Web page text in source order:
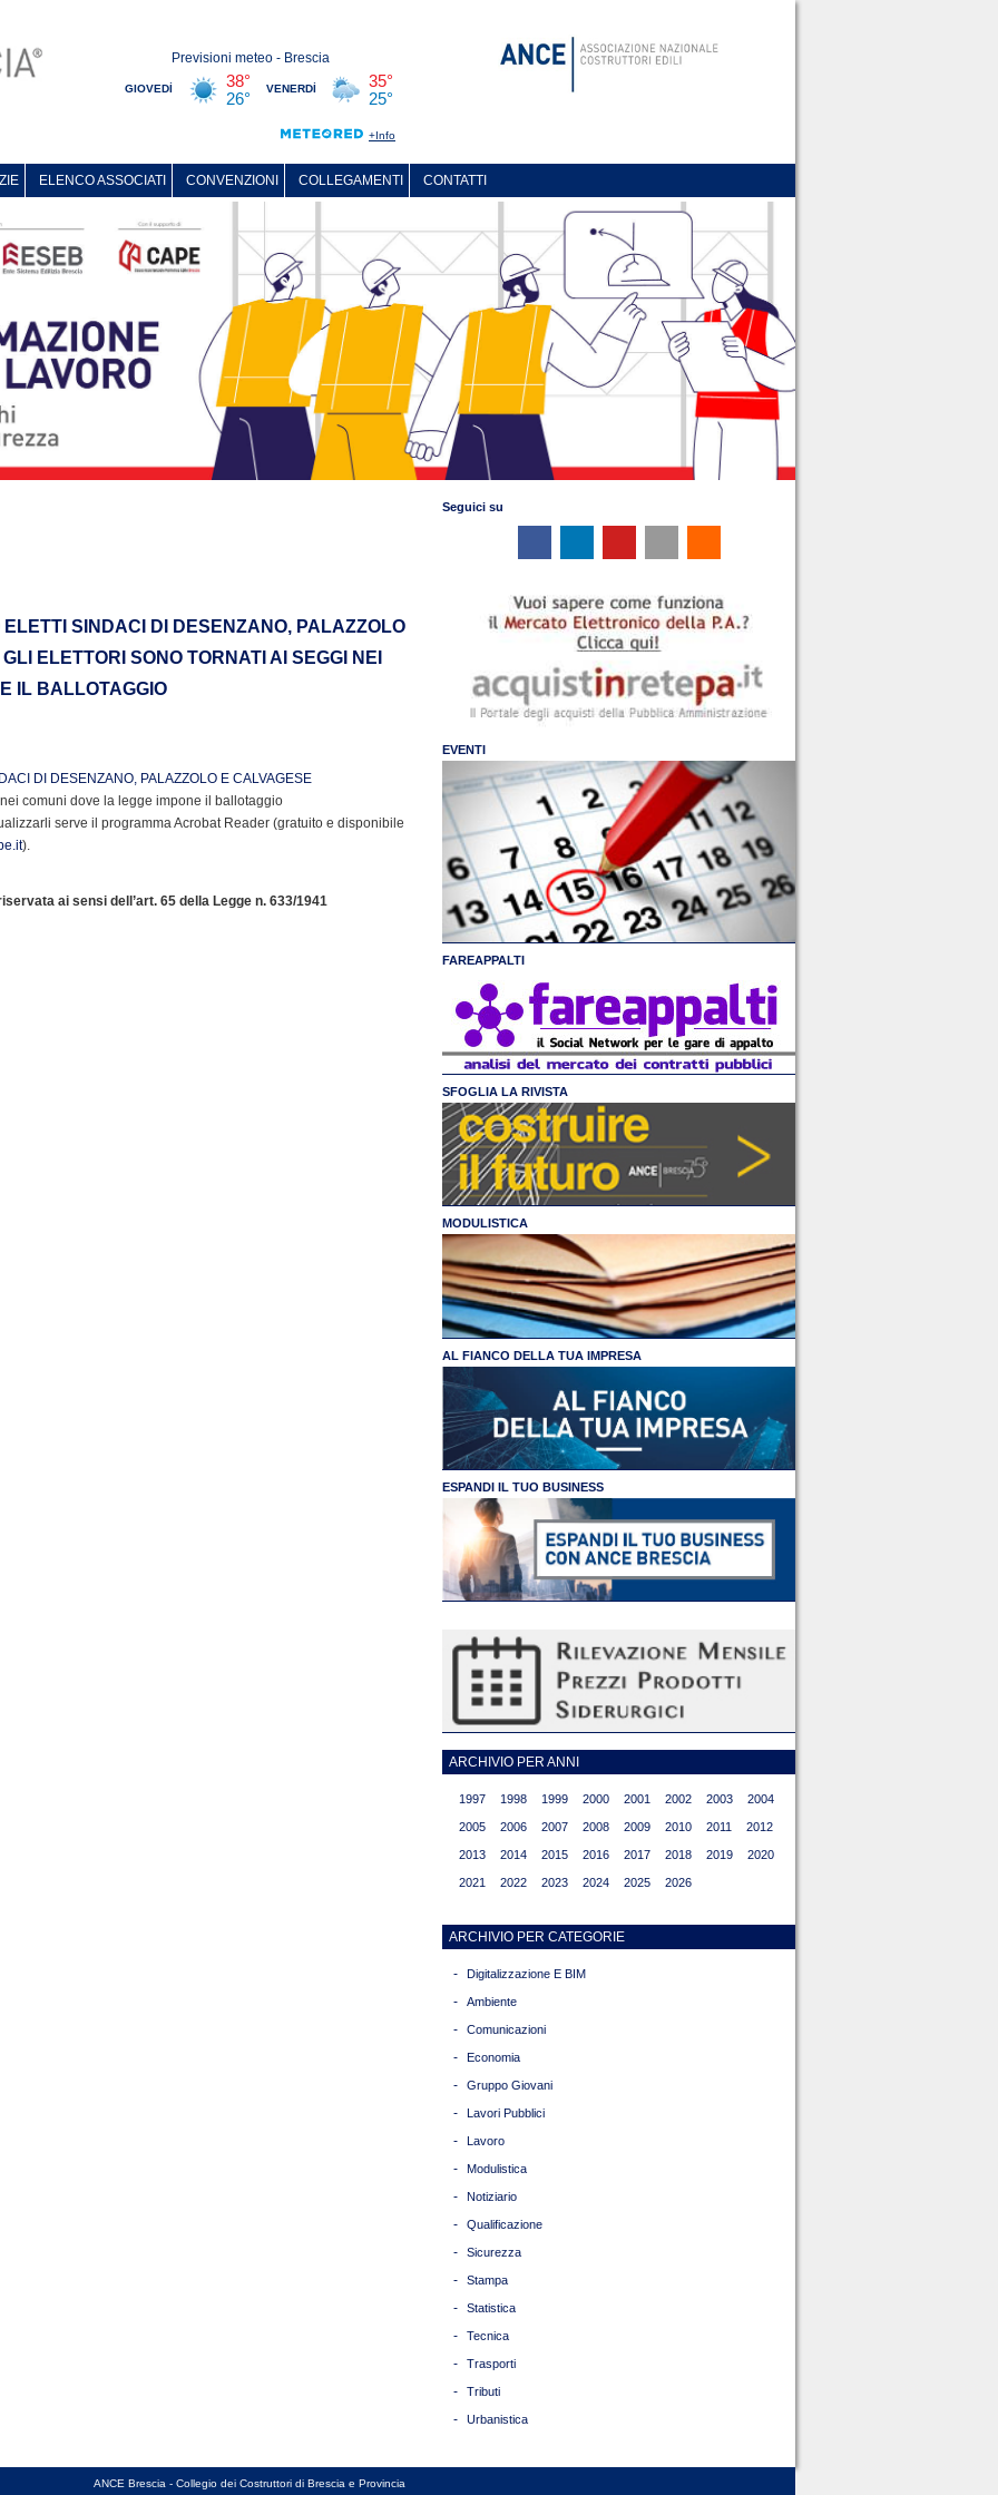
ELENCO ASSOCIATI CONVENZIONI COLLEGAMENTI CONTATTI
SINDACI DI DESENZANO, PALAZZOLO
ELETTORI SONO TORNATI AI SEGGI NEI
IL BALLOTAGGIO
DI DESENZANO, PALAZZOLO E CALVAGESE
comuni dove la legge impone il ballotaggio
serve il programma Acrobat Reader (gratuito e disponibile
).
ai sensi dell’art. 65 della Legge n. 633/1941
Seguici su
EVENTI
FAREAPPALTI
SFOGLIA LA RIVISTA
MODULISTICA
AL FIANCO DELLA TUA IMPRESA
ESPANDI IL TUO BUSINESS
ARCHIVIO PER ANNI
1997 1998 1999 2000 2001 2002 2003 2004
2005 2006 2007 2008 2009 2010 2011 2012
2013 2014 2015 2016 2017 2018 2019 2020
2021 2022 2023 2024 2025 2026
ARCHIVIO PER CATEGORIE
- Digitalizzazione E BIM
- Ambiente
- Comunicazioni
- Economia
- Gruppo Giovani
- Lavori Pubblici
- Lavoro
- Modulistica
- Notiziario
- Qualificazione
- Sicurezza
- Stampa
- Statistica
- Tecnica
- Trasporti
- Tributi
- Urbanistica
ANCE Brescia - Collegio dei Costruttori di Brescia e Provincia